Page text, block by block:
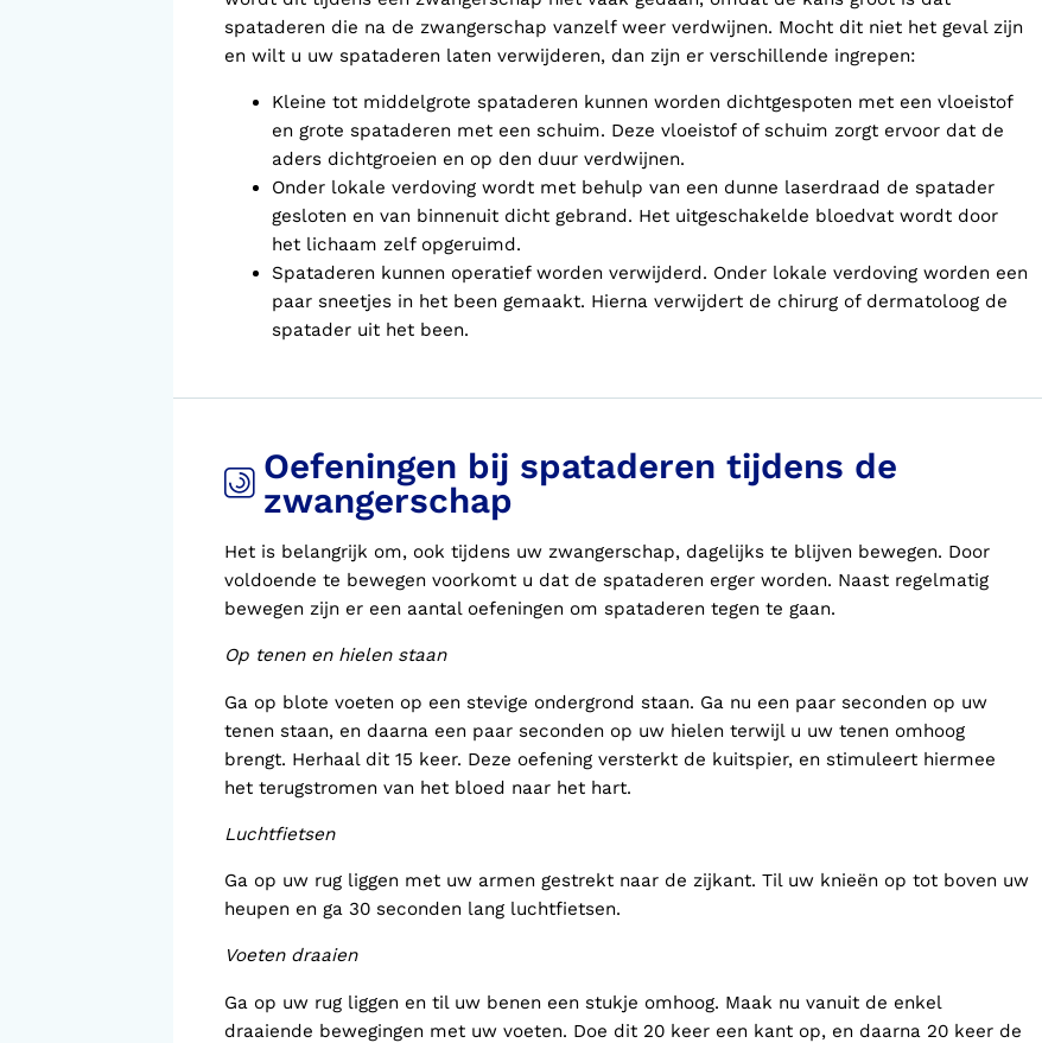
spataderen die na de zwangerschap vanzelf weer verdwijnen. Mocht dit niet het geval zijn
en wilt u uw spataderen laten verwijderen, dan zijn er verschillende ingrepen:
Kleine tot middelgrote spataderen kunnen worden dichtgespoten met een vloeistof
en grote spataderen met een schuim. Deze vloeistof of schuim zorgt ervoor dat de
aders dichtgroeien en op den duur verdwijnen.
Onder lokale verdoving wordt met behulp van een dunne laserdraad de spatader
gesloten en van binnenuit dicht gebrand. Het uitgeschakelde bloedvat wordt door
het lichaam zelf opgeruimd.
Spataderen kunnen operatief worden verwijderd. Onder lokale verdoving worden een
paar sneetjes in het been gemaakt. Hierna verwijdert de chirurg of dermatoloog de
spatader uit het been.
Oefeningen bij spataderen tijdens de
zwangerschap
Het is belangrijk om, ook tijdens uw zwangerschap, dagelijks te blijven bewegen. Door
voldoende te bewegen voorkomt u dat de spataderen erger worden. Naast regelmatig
bewegen zijn er een aantal oefeningen om spataderen tegen te gaan.
Op tenen en hielen staan
Ga op blote voeten op een stevige ondergrond staan. Ga nu een paar seconden op uw
tenen staan, en daarna een paar seconden op uw hielen terwijl u uw tenen omhoog
brengt. Herhaal dit 15 keer. Deze oefening versterkt de kuitspier, en stimuleert hiermee
het terugstromen van het bloed naar het hart.
Luchtfietsen
Ga op uw rug liggen met uw armen gestrekt naar de zijkant. Til uw knieën op tot boven uw
heupen en ga 30 seconden lang luchtfietsen.
Voeten draaien
Ga op uw rug liggen en til uw benen een stukje omhoog. Maak nu vanuit de enkel
draaiende bewegingen met uw voeten. Doe dit 20 keer een kant op, en daarna 20 keer de